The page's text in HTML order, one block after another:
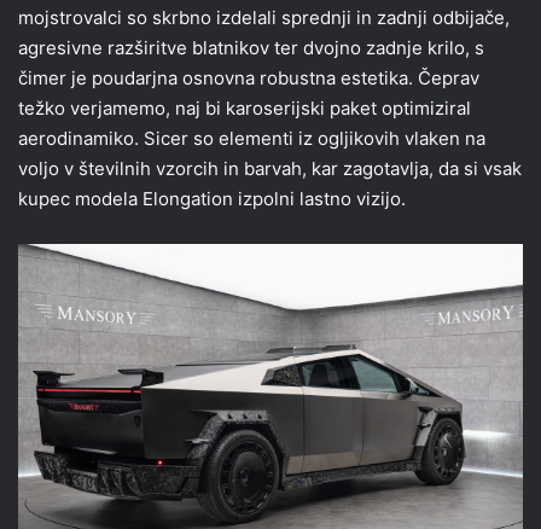
mojstrovalci so skrbno izdelali sprednji in zadnji odbijače,
agresivne razširitve blatnikov ter dvojno zadnje krilo, s
čimer je poudarjna osnovna robustna estetika. Čeprav
težko verjamemo, naj bi karoserijski paket optimiziral
aerodinamiko. Sicer so elementi iz ogljikovih vlaken na
voljo v številnih vzorcih in barvah, kar zagotavlja, da si vsak
kupec modela Elongation izpolni lastno vizijo.